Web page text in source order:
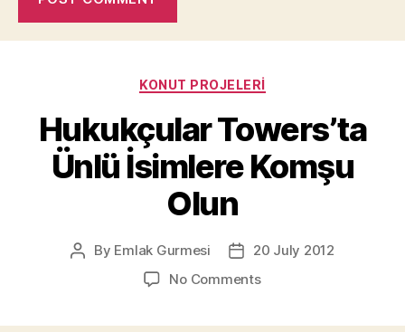
Categories
KONUT PROJELERI
Hukukçular Towers’ta
Ünlü İsimlere Komşu
Olun
Post
By Emlak Gurmesi
Post
date
20 July 2012
No Commentson